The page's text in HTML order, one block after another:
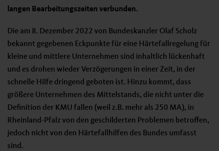
langen Bearbeitungszeiten verbunden.
Die am 8. Dezember 2022 von Bundeskanzler Olaf Scholz
bekannt gegebenen Eckpunkte für eine Härtefallregelung für
kleine und mittlere Unternehmen sind inhaltlich lückenhaft
und es drohen wieder Verzögerungen in einer Zeit, in der
schnelle Hilfe dringend geboten ist. Hinzu kommt, dass
größere Unternehmen des Mittelstands, die nicht unter die
Definition der KMU fallen (weil z.B. mehr als 250 MA), in
Rheinland-Pfalz von den geschilderten Problemen betroffen,
jedoch nicht von den Härtefallhilfen des Bundes umfasst
sind.